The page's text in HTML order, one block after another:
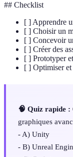
## Checklist
[ ] Apprendre
[ ] Choisir un
[ ] Concevoir
[ ] Créer des
[ ] Prototyper
[ ] Optimiser
🧠 Quiz rapide :
graphiques
- A) Unity
- B) Unreal